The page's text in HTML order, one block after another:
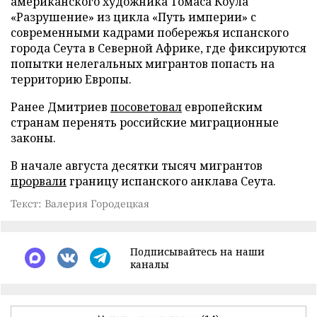
«Разрушение» из цикла «Путь империи» с
современными кадрами побережья испанского
города Сеута в Северной Африке, где фиксируются
попытки нелегальных мигрантов попасть на
территорию Европы.
Ранее Дмитриев посоветовал европейским
странам перенять российские миграционные
законы.
В начале августа десятки тысяч мигрантов
прорвалиграницу испанского анклава Сеута.
Текст: Валерия Городецкая
Подписывайтесь на наши
каналы